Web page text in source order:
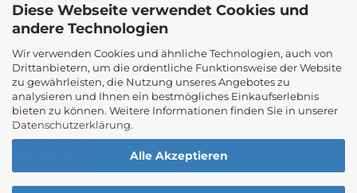
Diese Webseite verwendet Cookies und
andere Technologien
Wir verwenden Cookies und ähnliche Technologien, auch von
Drittanbietern, um die ordentliche Funktionsweise der Website
zu gewährleisten, die Nutzung unseres Angebotes zu
analysieren und Ihnen ein bestmögliches Einkaufserlebnis
bieten zu können. Weitere Informationen finden Sie in unserer
Datenschutzerklärung.
Alle Akzeptieren
oder
Rechnungs- / Ratenkauf
bei Klarna